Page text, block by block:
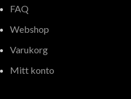
FAQ
Webshop
Varukorg
Mitt konto